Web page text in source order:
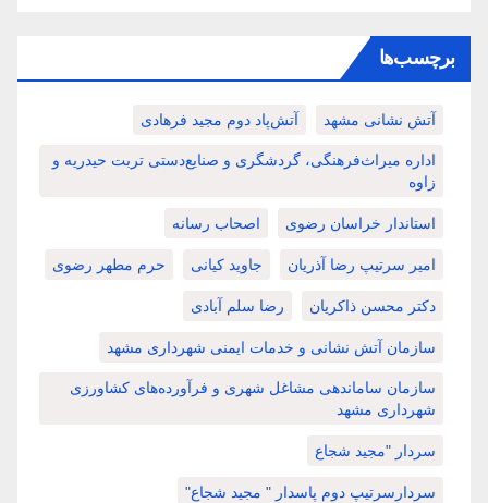
برچسب‌ها
آتش نشانی مشهد آتش‌پاد دوم مجید فرهادی
اداره میراث‌فرهنگی، گردشگری و صنایع‌دستی تربت حیدریه و
زاوه
استاندار خراسان رضوی اصحاب رسانه
امیر سرتیپ رضا آذریان جاوید کیانی حرم مطهر رضوی
دکتر محسن ذاکریان رضا سلم آبادی
سازمان آتش نشانی و خدمات ایمنی شهرداری مشهد
سازمان ساماندهی مشاغل شهری و فرآورده‌های کشاورزی
شهرداری مشهد
سردار "مجید شجاع
سردارسرتیپ دوم پاسدار " مجید شجاع"